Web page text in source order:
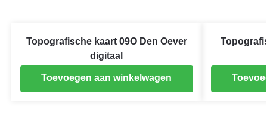
Topografische kaart 09O Den Oever
digitaal
Toevoegen aan winkelwagen